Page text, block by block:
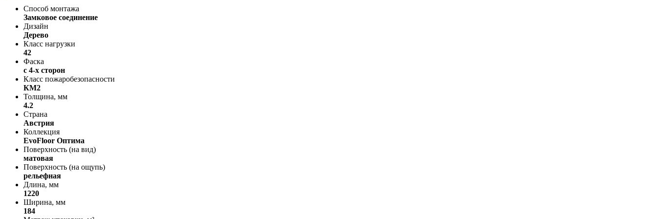
Способ монтажа
Замковое соединение
Дизайн
Дерево
Класс нагрузки
42
Фаска
с 4-х сторон
Класс пожаробезопасности
КМ2
Толщина, мм
4.2
Страна
Австрия
Коллекция
EvoFloor Оптима
Поверхность (на вид)
матовая
Поверхность (на ощупь)
рельефная
Длина, мм
1220
Ширина, мм
184